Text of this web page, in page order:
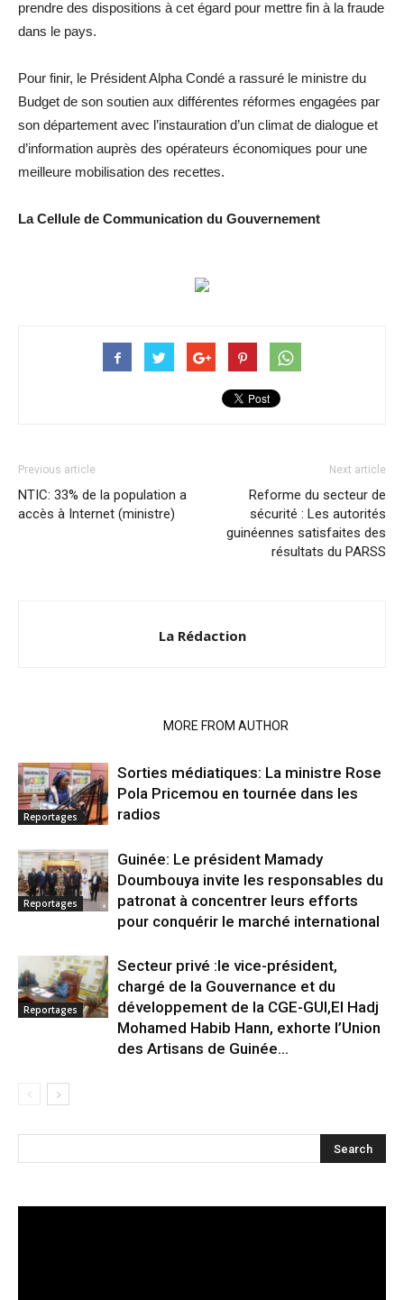
prendre des dispositions à cet égard pour mettre fin à la fraude
dans le pays.
Pour finir, le Président Alpha Condé a rassuré le ministre du
Budget de son soutien aux différentes réformes engagées par
son département avec l’instauration d’un climat de dialogue et
d’information auprès des opérateurs économiques pour une
meilleure mobilisation des recettes.
La Cellule de Communication du Gouvernement
Previous article
NTIC: 33% de la population a
accès à Internet (ministre)
Next article
Reforme du secteur de
sécurité : Les autorités
guinéennes satisfaites des
résultats du PARSS
La Rédaction
MORE FROM AUTHOR
Reportages
Sorties médiatiques: La ministre Rose
Pola Pricemou en tournée dans les
radios
Reportages
Guinée: Le président Mamady
Doumbouya invite les responsables du
patronat à concentrer leurs efforts
pour conquérir le marché international
Reportages
Secteur privé :le vice-président,
chargé de la Gouvernance et du
développement de la CGE-GUI,El Hadj
Mohamed Habib Hann, exhorte l’Union
des Artisans de Guinée...